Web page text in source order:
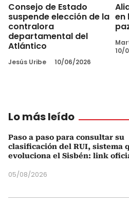
Consejo de Estado
suspende elección de la
contralora
departamental del
Atlántico
Jesús Uribe 10/06/2026
en
10/
Lo más leído
Paso a paso para consultar su
clasificación del RUI, sistema
evoluciona el Sisbén: link
05/08/2026